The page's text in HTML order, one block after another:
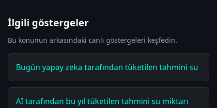
İlgili göstergeler
Bu konunun arkasındaki canlı göstergeleri keşfedin.
Bugün yapay zeka tarafından tüketilen tahmini su
AI tarafından bu yıl tüketilen tahmini su miktarı